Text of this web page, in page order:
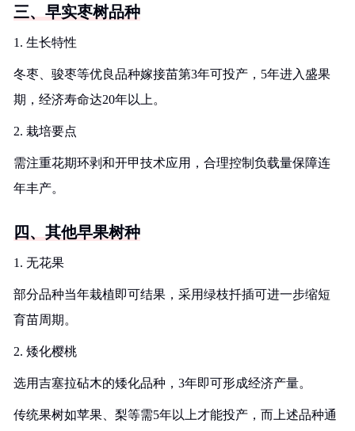
三、早实枣树品种
1. 生长特性
冬枣、骏枣等优良品种嫁接苗第3年可投产，5年进入盛果
期，经济寿命达20年以上。
2. 栽培要点
需注重花期环剥和开甲技术应用，合理控制负载量保障连
年丰产。
四、其他早果树种
1. 无花果
部分品种当年栽植即可结果，采用绿枝扦插可进一步缩短
育苗周期。
2. 矮化樱桃
选用吉塞拉砧木的矮化品种，3年即可形成经济产量。
传统果树如苹果、梨等需5年以上才能投产，而上述品种通